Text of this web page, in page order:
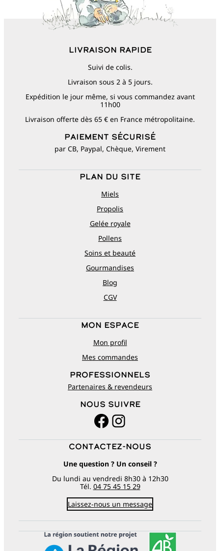
Livraison rapide
Suivi de colis.
Livraison sous 2 à 5 jours.
Expédition le jour même, si vous commandez avant
11h00
Livraison offerte dès 65 € en France métropolitaine.
Paiement sécurisé
par CB, Paypal, Chèque, Virement
Plan du site
Miels
Propolis
Gelée royale
Pollens
Soins et beauté
Gourmandises
Blog
CGV
Mon espace
Mon profil
Mes commandes
Professionnels
Partenaires & revendeurs
Nous suivre
Facebook Instagram
Contactez-nous
Une question ? Un conseil ?
Du lundi au vendredi 8h30 à 12h30
Tél. 04 75 45 15 29
Laissez-nous un message